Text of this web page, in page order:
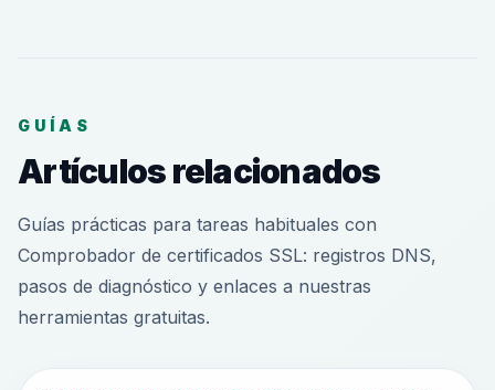
GUÍAS
Artículos relacionados
Guías prácticas para tareas habituales con
Comprobador de certificados SSL: registros DNS,
pasos de diagnóstico y enlaces a nuestras
herramientas gratuitas.